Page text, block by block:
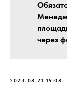
через
2023-08-21 19:08